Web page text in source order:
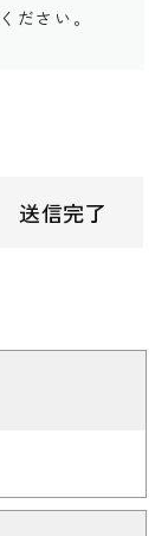
ださい。
送信完了